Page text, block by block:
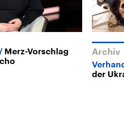
Merz-Vorschlag
Archiv
der